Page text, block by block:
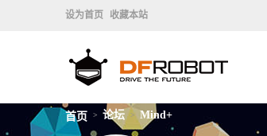
设为首页 收藏本站
首页 > 论坛 > Mind+